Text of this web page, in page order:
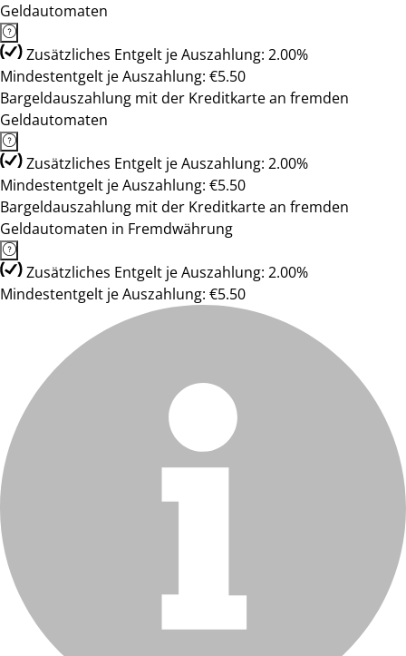
Geldautomaten
Zusätzliches Entgelt je Auszahlung: 2.00%
Mindestentgelt je Auszahlung: €5.50
Bargeldauszahlung mit der Kreditkarte an fremden
Geldautomaten
Zusätzliches Entgelt je Auszahlung: 2.00%
Mindestentgelt je Auszahlung: €5.50
Bargeldauszahlung mit der Kreditkarte an fremden
Geldautomaten in Fremdwährung
Zusätzliches Entgelt je Auszahlung: 2.00%
Mindestentgelt je Auszahlung: €5.50